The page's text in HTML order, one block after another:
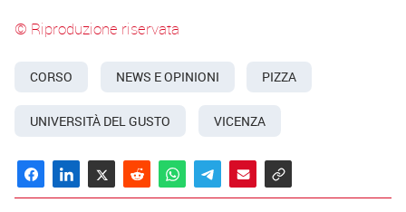
© Riproduzione riservata
CORSO NEWS E OPINIONI PIZZA
UNIVERSITÀ DEL GUSTO VICENZA